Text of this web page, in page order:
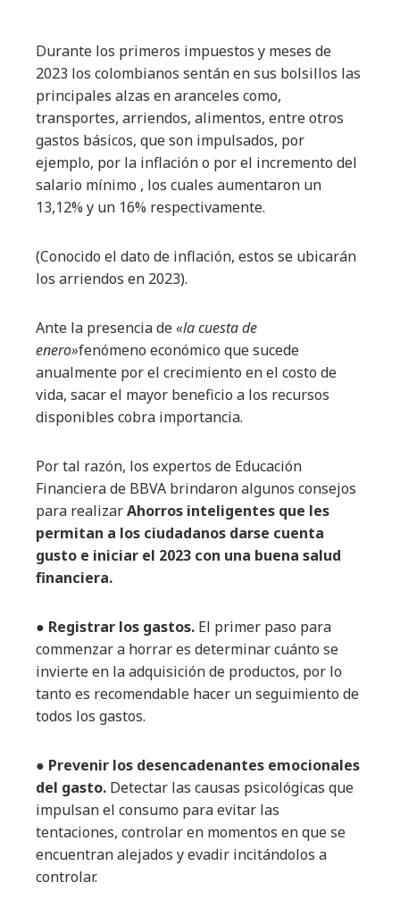
Durante los primeros impuestos y meses de
2023 los colombianos sentán en sus bolsillos las
principales alzas en aranceles como,
transportes, arriendos, alimentos, entre otros
gastos básicos, que son impulsados, por
ejemplo, por la inflación o por el incremento del
salario mínimo , los cuales aumentaron un
13,12% y un 16% respectivamente.
(Conocido el dato de inflación, estos se ubicarán
los arriendos en 2023).
Ante la presencia de«la cuesta de
enero»fenómeno económico que sucede
anualmente por el crecimiento en el costo de
vida, sacar el mayor beneficio a los recursos
disponibles cobra importancia.
Por tal razón, los expertos de Educación
Financiera de BBVA brindaron algunos consejos
para realizarAhorros inteligentes que les
permitan a los ciudadanos darse cuenta
gusto e iniciar el 2023 con una buena salud
financiera.
● Registrar los gastos. El primer paso para
commenzar a horrar es determinar cuánto se
invierte en la adquisición de productos, por lo
tanto es recomendable hacer un seguimiento de
todos los gastos.
● Prevenir los desencadenantes emocionales
del gasto. Detectar las causas psicológicas que
impulsan el consumo para evitar las
tentaciones, controlar en momentos en que se
encuentran alejados y evadir incitándolos a
controlar.